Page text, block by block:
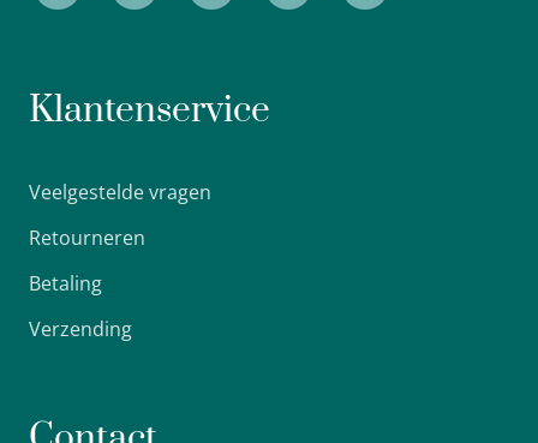
Klantenservice
Veelgestelde vragen
Retourneren
Betaling
Verzending